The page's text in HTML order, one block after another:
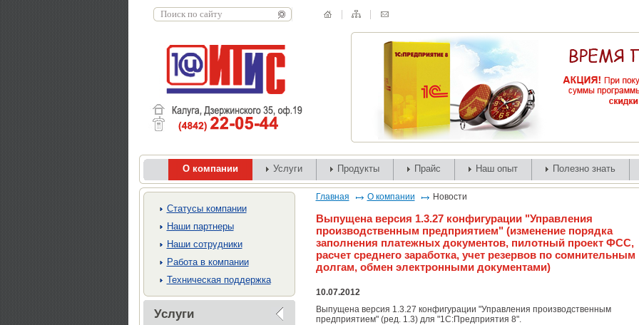
О компании Услуги Продукты Прайс Наш опыт Полезно знать
Cтатусы компании
Наши партнеры
Наши сотрудники
Работа в компании
Техническая поддержка
Услуги
Главная О компании Новости
Выпущена версия 1.3.27 конфигурации "Управления
производственным предприятием" (изменение порядка
заполнения платежных документов, пилотный проект ФСС,
расчет среднего заработка, учет резервов по сомнительным
долгам, обмен электронными документами)
10.07.2012
Выпущена версия 1.3.27 конфигурации "Управления производственным
предприятием" (ред. 1.3) для "1С:Предприятия 8".